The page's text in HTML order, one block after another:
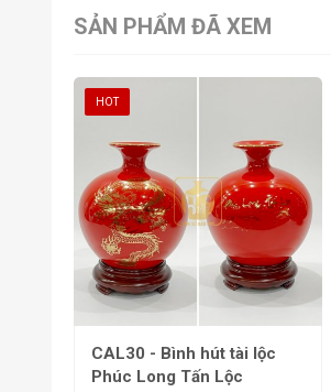
SẢN PHẨM ĐÃ XEM
HOT
CAL30 - Bình hút tài lộc
Phúc Long Tấn Lộc